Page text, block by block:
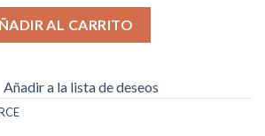
do it" Blancas cantidad
AL CARRITO
Añadir a la lista de deseos